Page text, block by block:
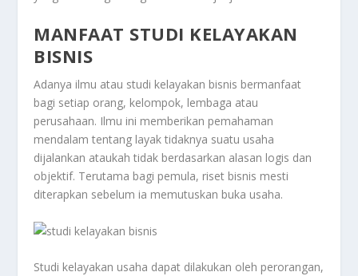
MANFAAT STUDI KELAYAKAN
BISNIS
Adanya ilmu atau studi kelayakan bisnis bermanfaat
bagi setiap orang, kelompok, lembaga atau
perusahaan. Ilmu ini memberikan pemahaman
mendalam tentang layak tidaknya suatu usaha
dijalankan ataukah tidak berdasarkan alasan logis dan
objektif. Terutama bagi pemula, riset bisnis mesti
diterapkan sebelum ia memutuskan buka usaha.
Studi kelayakan usaha dapat dilakukan oleh perorangan,